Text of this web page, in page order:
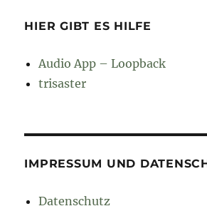
HIER GIBT ES HILFE
Audio App – Loopback
trisaster
IMPRESSUM UND
Datenschutz